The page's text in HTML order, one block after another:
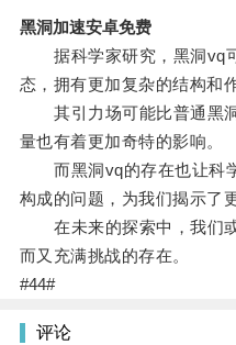
黑洞加速安卓免费
据科学家研究，黑洞vq可
态，拥有更加复杂的结构和
其引力场可能比普通黑洞
量也有着更加奇特的影响。
而黑洞vq的存在也让科
构成的问题，为我们揭示了
在未来的探索中，我们或
而又充满挑战的存在。
#44#
评论